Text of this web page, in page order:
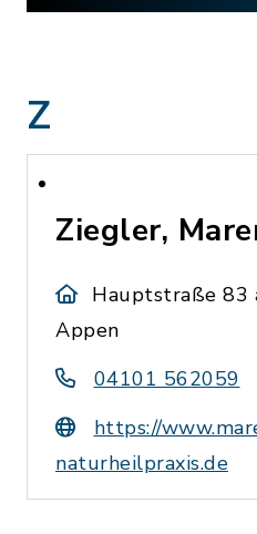
Z
Ziegler,
Hauptstraße 83
Appen
04101 562059
https://
naturheilpraxis.de